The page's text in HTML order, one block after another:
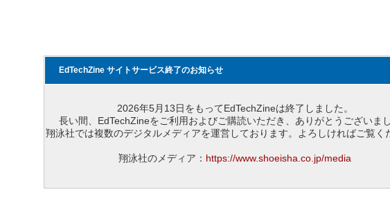
EdTechZine サイトサービス終了のお知らせ
2026年5月13日をもってEdTechZineは終了しました。
長い間、EdTechZineをご利用およびご購読いただき、ありがとうございまし
翔泳社では複数のデジタルメディアを運営しております。よろしければご覧く
翔泳社のメディア： https://www.shoeisha.co.jp/media